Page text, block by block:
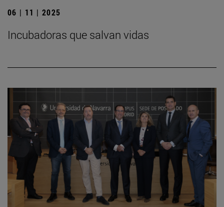
06 | 11 | 2025
Incubadoras que salvan vidas